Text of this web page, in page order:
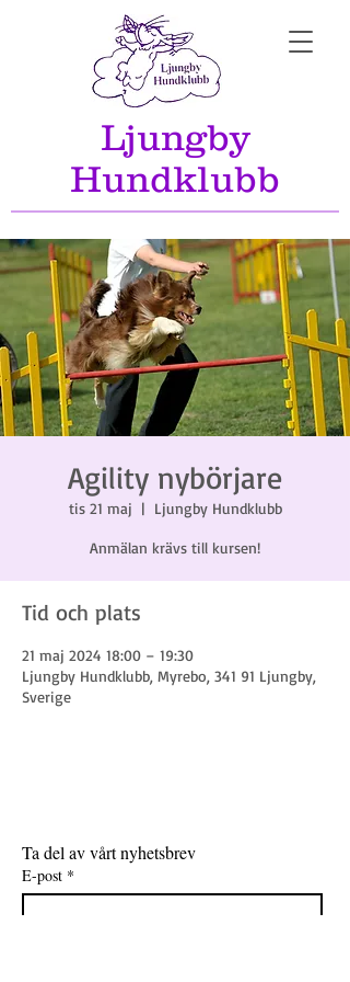
Ljungby
Hundklubb
Agility nybörjare
tis 21 maj
  |
Ljungby Hundklubb
Anmälan krävs till kursen!
Tid och plats
21 maj 2024 18:00 – 19:30
Ljungby Hundklubb, Myrebo, 341 91 Ljungby,
Sverige
Ta del av vårt nyhetsbrev
E-post *